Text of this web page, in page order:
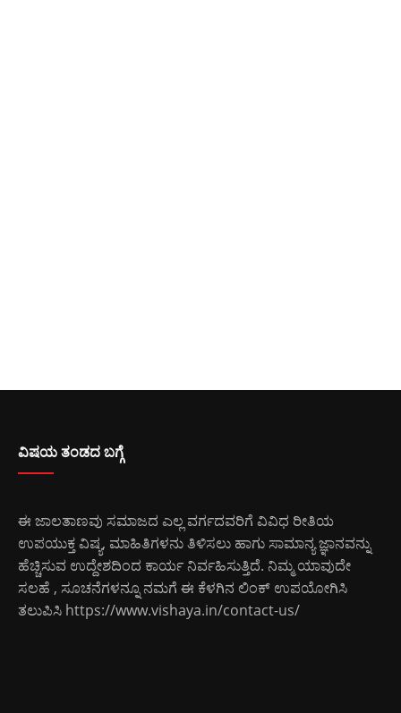
ವಿಷಯ ತಂಡದ ಬಗ್ಗೆ
ಈ ಜಾಲತಾಣವು ಸಮಾಜದ ಎಲ್ಲ ವರ್ಗದವರಿಗೆ ವಿವಿಧ ರೀತಿಯ
ಉಪಯುಕ್ತ ವಿಷ್ಯ, ಮಾಹಿತಿಗಳನು ತಿಳಿಸಲು ಹಾಗು ಸಾಮಾನ್ಯ ಜ್ಞಾನವನ್ನು
ಹೆಚ್ಚಿಸುವ ಉದ್ದೇಶದಿಂದ ಕಾರ್ಯ ನಿರ್ವಹಿಸುತ್ತಿದೆ. ನಿಮ್ಮ ಯಾವುದೇ
ಸಲಹೆ , ಸೂಚನೆಗಳನ್ನೂ ನಮಗೆ ಈ ಕೆಳಗಿನ ಲಿಂಕ್ ಉಪಯೋಗಿಸಿ
ತಲುಪಿಸಿ https://www.vishaya.in/contact-us/